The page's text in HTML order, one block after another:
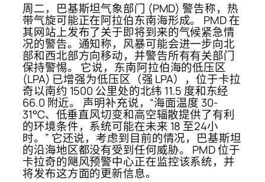
周二，巴基斯坦气象部门 (PMD) 警告称，热
带气旋可能正在阿拉伯东南海形成。 PMD 在
其网站上发布了关于即将到来的气候紧急情
况的警告。通知称，风暴可能会进一步向北
部和西北部方向移动，并警告所有有关部门
保持警惕。 它说，东南阿拉伯海的低压区
(LPA) 已增强为低压区（强 LPA），位于卡拉
奇以南约 1500 公里处的北纬 11.5 度和东经
66.0 附近。 声明补充说，“海面温度 30-
31°C、低垂直风切变和高空辐散提供了有利
的环境条件，系统可能在未来 18 至24小
时。” 它还说，考虑到目前的情况，巴基斯坦
的沿海地区都没有受到任何威胁。 PMD 位于
卡拉奇的飓风预警中心正在监控该系统，并
将发布这方面的更新信息。